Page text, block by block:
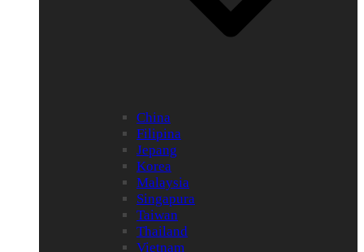
China
Filipina
Jepang
Korea
Malaysia
Singapura
Taiwan
Thailand
Vietnam